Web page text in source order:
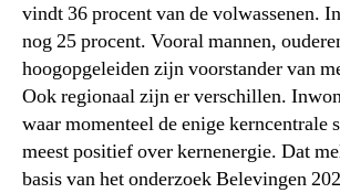
vindt 36 procent van de volwassenen.
nog 25 procent. Vooral mannen,
hoogopgeleiden zijn voorstander van
Ook regionaal zijn er verschillen.
waar momenteel de enige kerncentrale
meest positief over kernenergie. Dat
basis van het onderzoek Belevingen